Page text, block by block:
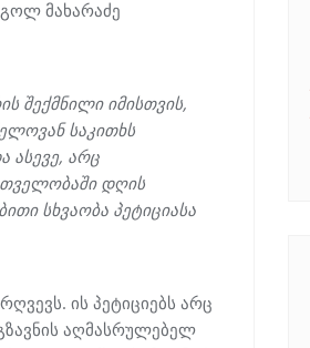
მახარაძე
შექმნილი იმისთვის,
საკითხს
ასევე, არც
დღის
სხვაობა პეტიციასა
ის პეტიციებს არც
აღმასრულებელ